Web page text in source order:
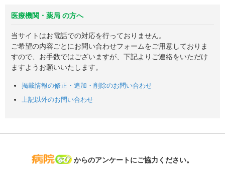
医療機関・薬局 の方へ
当サイトはお電話での対応を行っておりません。
ご希望の内容ごとにお問い合わせフォームをご用意しておりま
すので、お手数ではございますが、下記よりご連絡をいただけ
ますようお願いいたします。
掲載情報の修正・追加・削除のお問い合わせ
上記以外のお問い合わせ
病院なび
からのアンケートにご協力ください。